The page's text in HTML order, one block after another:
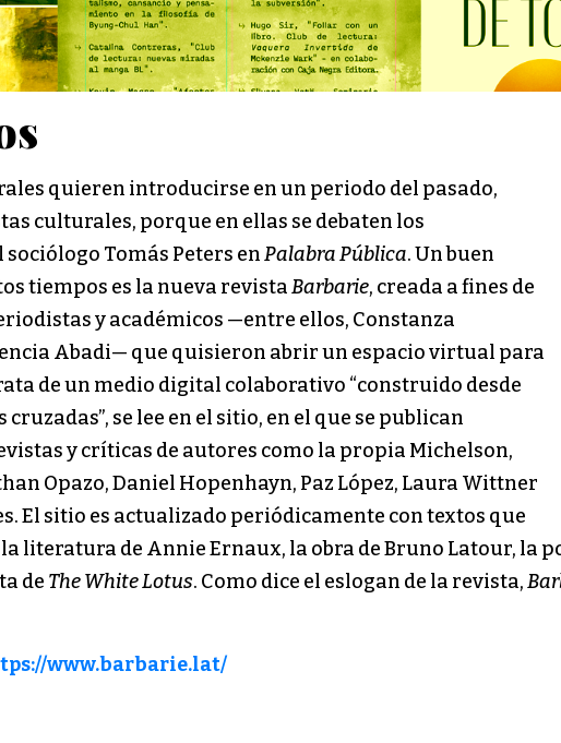
quieren introducirse en un periodo del pasado,
culturales, porque en ellas se debaten los
sociólogo Tomás Peters enPalabra Pública. Un buen
tiempos es la nueva revistaBarbarie, creada a fines de
y académicos —entre ellos, Constanza
Abadi— que quisieron abrir un espacio virtual para
de un medio digital colaborativo “construido desde
se lee en el sitio, en el que se publican
y críticas de autores como la propia Michelson,
Opazo, Daniel Hopenhayn, Paz López, Laura Wittner
El sitio es actualizado periódicamente con textos que
literatura de Annie Ernaux, la obra de Bruno Latour, la
de The White Lotus. Como dice el eslogan de la revista,
www.barbarie.lat/